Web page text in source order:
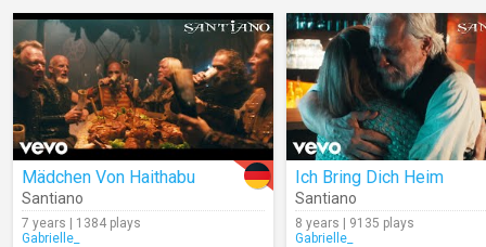
Mädchen Von Haithabu
Santiano
7 years | 1384 plays
Gabrielle_
Ich Bring Dich Heim
Santiano
8 years | 9135 plays
Gabrielle_